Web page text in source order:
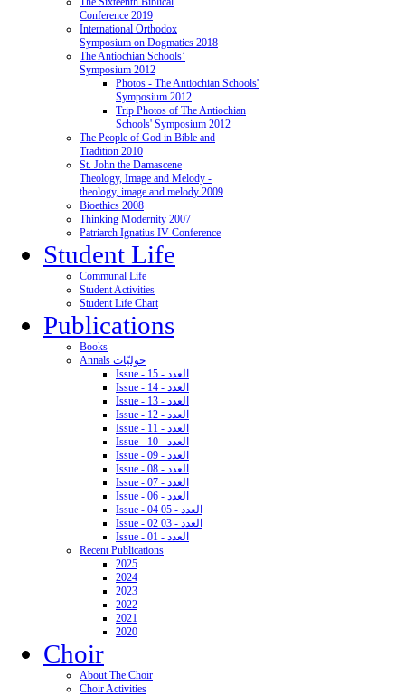
Conference 2019
International Orthodox
Symposium on Dogmatics 2018
The Antiochian Schools’
Symposium 2012
Photos - The Antiochian Schools'
Symposium 2012
Trip Photos of The Antiochian
Schools' Symposium 2012
The People of God in Bible and
Tradition 2010
St. John the Damascene
Theology, Image and Melody -
theology, image and melody 2009
Bioethics 2008
Thinking Modernity 2007
Patriarch Ignatius IV Conference
Student Life
Communal Life
Student Activities
Student Life Chart
Publications
Books
Annals حوليّات
Issue - 15 - العدد
Issue - 14 - العدد
Issue - 13 - العدد
Issue - 12 - العدد
Issue - 11 - العدد
Issue - 10 - العدد
Issue - 09 - العدد
Issue - 08 - العدد
Issue - 07 - العدد
Issue - 06 - العدد
Issue - 04 05 - العدد
Issue - 02 03 - العدد
Issue - 01 - العدد
Recent Publications
2025
2024
2023
2022
2021
2020
Choir
About The Choir
Choir Activities